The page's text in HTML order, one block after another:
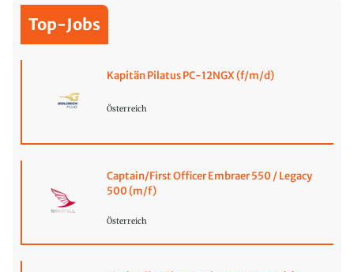
Top-Jobs
Kapitän Pilatus PC-12NGX (f/m/d)
Österreich
Captain/First Officer Embraer 550 / Legacy
500 (m/f)
Österreich